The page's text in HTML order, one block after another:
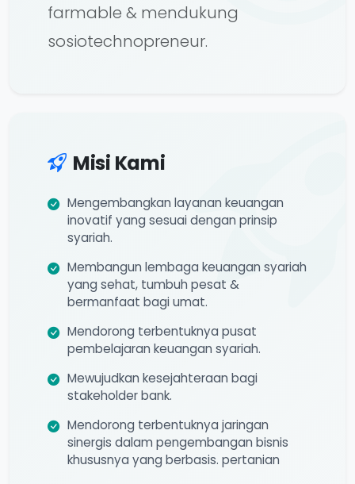
farmable & mendukung
sosiotechnopreneur.
Misi Kami
Mengembangkan layanan keuangan
inovatif yang sesuai dengan prinsip
syariah.
Membangun lembaga keuangan syariah
yang sehat, tumbuh pesat &
bermanfaat bagi umat.
Mendorong terbentuknya pusat
pembelajaran keuangan syariah.
Mewujudkan kesejahteraan bagi
stakeholder bank.
Mendorong terbentuknya jaringan
sinergis dalam pengembangan bisnis
khususnya yang berbasis. pertanian